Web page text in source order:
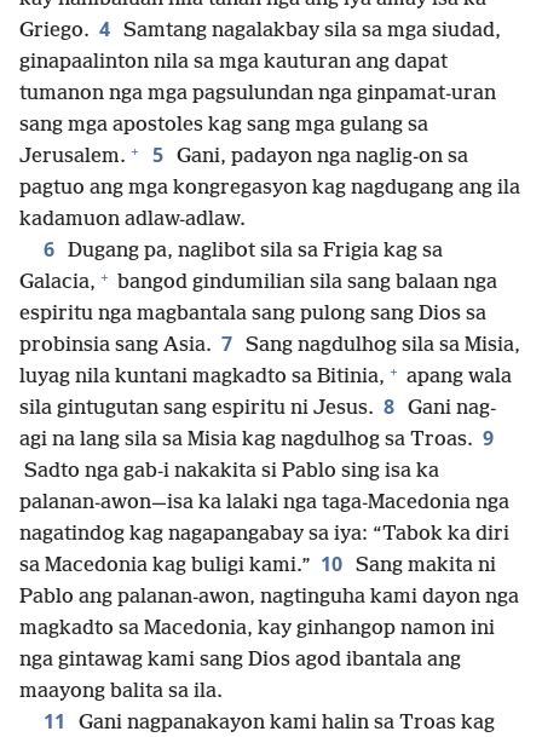
Griego. 4 Samtang nagalakbay sila sa mga siudad,
ginapaalinton nila sa mga kauturan ang dapat
tumanon nga mga pagsulundan nga ginpamat-uran
sang mga apostoles kag sang mga gulang sa
Jerusalem. + 5 Gani, padayon nga naglig-on sa
pagtuo ang mga kongregasyon kag nagdugang ang ila
kadamuon adlaw-adlaw.
6 Dugang pa, naglibot sila sa Frigia kag sa
Galacia, + bangod gindumilian sila sang balaan nga
espiritu nga magbantala sang pulong sang Dios sa
probinsia sang Asia. 7 Sang nagdulhog sila sa Misia,
luyag nila kuntani magkadto sa Bitinia, + apang wala
sila gintugutan sang espiritu ni Jesus. 8 Gani nag-
agi na lang sila sa Misia kag nagdulhog sa Troas. 9
Sadto nga gab-i nakakita si Pablo sing isa ka
palanan-awon—isa ka lalaki nga taga-Macedonia nga
nagatindog kag nagapangabay sa iya: “Tabok ka diri
sa Macedonia kag buligi kami.” 10 Sang makita ni
Pablo ang palanan-awon, nagtinguha kami dayon nga
magkadto sa Macedonia, kay ginhangop namon ini
nga gintawag kami sang Dios agod ibantala ang
maayong balita sa ila.
11
Gani nagpanakayon kami halin sa Troas kag